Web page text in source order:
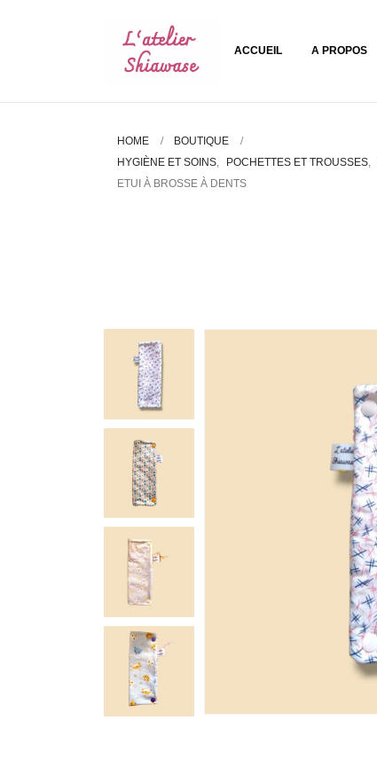
ACCUEIL A PROPOS
HOME
BOUTIQUE
HYGIÈNE ET SOINS
POCHETTES ET TROUSSES
ETUI À BROSSE À DENTS